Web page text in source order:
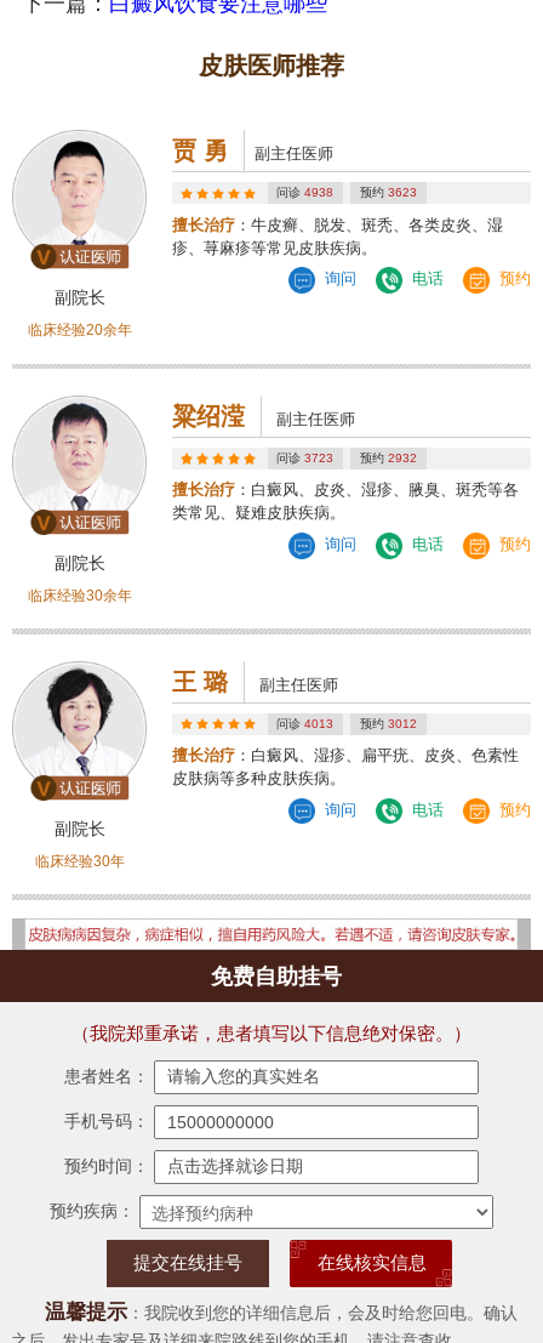
皮肤医师推荐
副院长
临床经验20余年
贾 勇 副主任医师
问诊4938 预约 3623
擅长治疗 ：牛皮癣、脱发、斑秃、各类皮炎、湿
疹、荨麻疹等常见皮肤疾病。
询问
电话 预约
副院长
临床经验30余年
粱绍滢 副主任医师
问诊3723 预约 2932
擅长治疗 ：白癜风、皮炎、湿疹、腋臭、斑秃等各
类常见、疑难皮肤疾病。
询问
电话 预约
副院长
临床经验30年
王 璐 副主任医师
问诊4013 预约 3012
擅长治疗 ：白癜风、湿疹、扁平疣、皮炎、色素性
皮肤病等多种皮肤疾病。
询问
电话 预约
免费自助挂号
（我院郑重承诺，患者填写以下信息绝对保密。）
患者姓名：
手机号码：
预约时间：
预约疾病：
在线核实信息
温馨提示：我院收到您的详细信息后，会及时给您回电。确认